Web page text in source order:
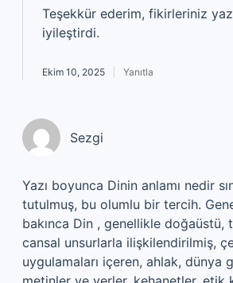
Teşekkür ederim, fikirleriniz
iyileştirdi.
Ekim 10, 2025 Yanıtla
Sezgi
Yazı boyunca Dinin anlamı nedir
tutulmuş, bu olumlu bir tercih.
bakınca Din , genellikle doğaüstü,
cansal unsurlarla ilişkilendirilmiş,
uygulamaları içeren, ahlak, dünya